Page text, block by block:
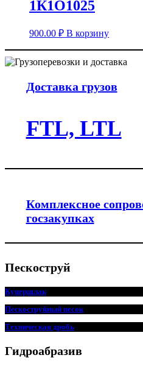
1К1О1025
900.00 ₽ В корзину
Доставка грузов
FTL, LTL
Комплексное
госзакупках
Пескоструй
Купершлак
Пескоструйный песок
Техническая дробь
Гидроабразив